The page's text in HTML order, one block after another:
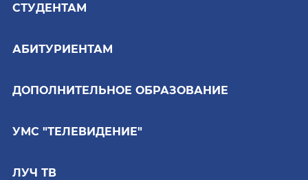
СТУДЕНТАМ
АБИТУРИЕНТАМ
ДОПОЛНИТЕЛЬНОЕ ОБРАЗОВАНИЕ
УМС "ТЕЛЕВИДЕНИЕ"
ЛУЧ ТВ